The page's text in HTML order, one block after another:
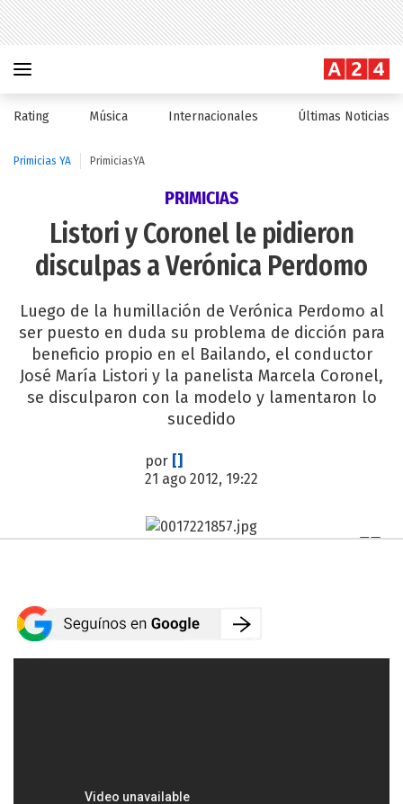
Rating Música Internacionales Últimas Noticias
Primicias YA PrimiciasYA
PRIMICIAS
Listori y Coronel le pidieron
disculpas a Verónica Perdomo
Luego de la humillación de Verónica Perdomo al
ser puesto en duda su problema de dicción para
beneficio propio en el Bailando, el conductor
José María Listori y la panelista Marcela Coronel,
se disculparon con la modelo y lamentaron lo
sucedido
por []
21 ago 2012, 19:22